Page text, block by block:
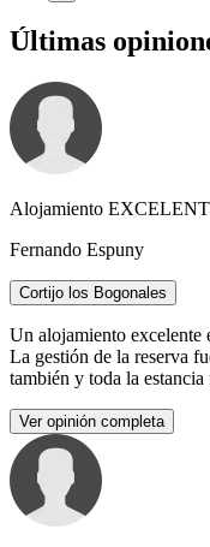
Últimas
Alojamiento
Fernando Espuny
Cortijo los Bogonales
Un alojamiento excelente
La gestión de la reserva
también y toda la
Ver opinión completa